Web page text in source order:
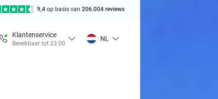
9,4 op basis van 206.004 reviews
Klantenservice
Bereikbaar tot 23:00
NL